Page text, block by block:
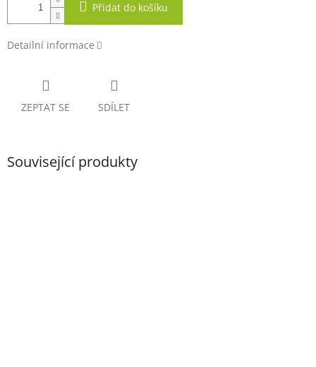
Přidat do košíku
Detailní informace
ZEPTAT SE SDÍLET
Související produkty